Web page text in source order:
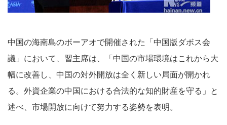
中国の海南島のボーアオで開催された「中国版ダボス会
議」において、習主席は、「中国の市場環境はこれから大
幅に改善し、中国の対外開放は全く新しい局面が開かれ
る。外資企業の中国における合法的な知的財産を守る」と
述べ、市場開放に向けて努力する姿勢を表明。